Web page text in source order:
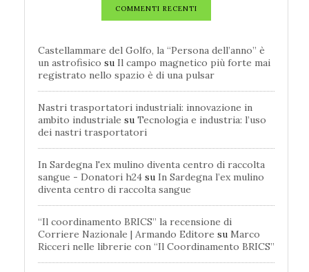
COMMENTI RECENTI
Castellammare del Golfo, la “Persona dell’anno” è
un astrofisico su Il campo magnetico più forte mai
registrato nello spazio è di una pulsar
Nastri trasportatori industriali: innovazione in
ambito industriale su Tecnologia e industria: l’uso
dei nastri trasportatori
In Sardegna l'ex mulino diventa centro di raccolta
sangue - Donatori h24 su In Sardegna l’ex mulino
diventa centro di raccolta sangue
“Il coordinamento BRICS” la recensione di
Corriere Nazionale | Armando Editore su Marco
Ricceri nelle librerie con “Il Coordinamento BRICS”